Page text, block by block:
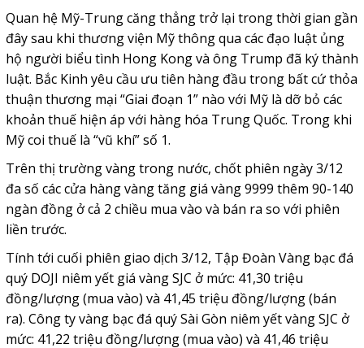
Quan hệ Mỹ-Trung căng thẳng trở lại trong thời gian gần
đây sau khi thương viện Mỹ thông qua các đạo luật ủng
hộ người biểu tình Hong Kong và ông Trump đã ký thành
luật. Bắc Kinh yêu cầu ưu tiên hàng đầu trong bất cứ thỏa
thuận thương mại “Giai đoạn 1” nào với Mỹ là dỡ bỏ các
khoản thuế hiện áp với hàng hóa Trung Quốc. Trong khi
Mỹ coi thuế là “vũ khí” số 1.
Trên thị trường vàng trong nước, chốt phiên ngày 3/12
đa số các cửa hàng vàng tăng giá vàng 9999 thêm 90-140
ngàn đồng ở cả 2 chiều mua vào và bán ra so với phiên
liền trước.
Tính tới cuối phiên giao dịch 3/12, Tập Đoàn Vàng bạc đá
quý DOJI niêm yết giá vàng SJC ở mức: 41,30 triệu
đồng/lượng (mua vào) và 41,45 triệu đồng/lượng (bán
ra). Công ty vàng bạc đá quý Sài Gòn niêm yết vàng SJC ở
mức: 41,22 triệu đồng/lượng (mua vào) và 41,46 triệu